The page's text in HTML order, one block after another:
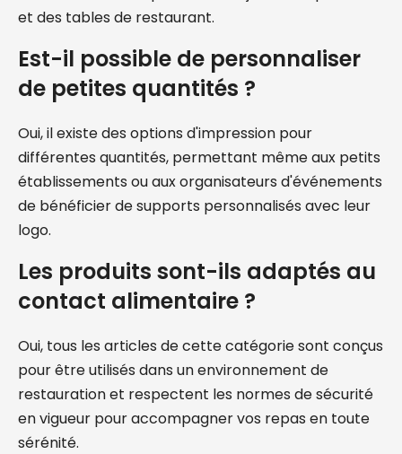
et des tables de restaurant.
Est-il possible de personnaliser
de petites quantités ?
Oui, il existe des options d'impression pour
différentes quantités, permettant même aux petits
établissements ou aux organisateurs d'événements
de bénéficier de supports personnalisés avec leur
logo.
Les produits sont-ils adaptés au
contact alimentaire ?
Oui, tous les articles de cette catégorie sont conçus
pour être utilisés dans un environnement de
restauration et respectent les normes de sécurité
en vigueur pour accompagner vos repas en toute
sérénité.